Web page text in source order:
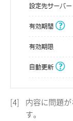
[4] 内容に問題
す。